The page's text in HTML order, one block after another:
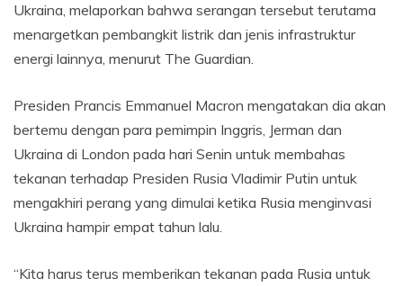
Ukraina, melaporkan bahwa serangan tersebut terutama
menargetkan pembangkit listrik dan jenis infrastruktur
energi lainnya, menurut The Guardian.
Presiden Prancis Emmanuel Macron mengatakan dia akan
bertemu dengan para pemimpin Inggris, Jerman dan
Ukraina di London pada hari Senin untuk membahas
tekanan terhadap Presiden Rusia Vladimir Putin untuk
mengakhiri perang yang dimulai ketika Rusia menginvasi
Ukraina hampir empat tahun lalu.
“Kita harus terus memberikan tekanan pada Rusia untuk